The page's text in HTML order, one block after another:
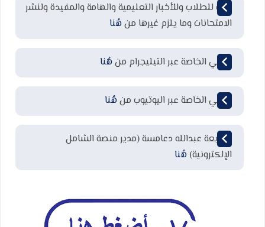
قناة للطلاب وللأخبار التعليمية والهامة والمفيدة ولنشر
الامتحانات وما يلزم غيرها من هُنا
قناتي الخاصة عبر التيليجرام من هُنا
قناتي الخاصة عبر اليوتيوب من هُنا
لمتابعة عبدالله دعامسة (مدير منصة الشامل
الإلكترونية) هُنا